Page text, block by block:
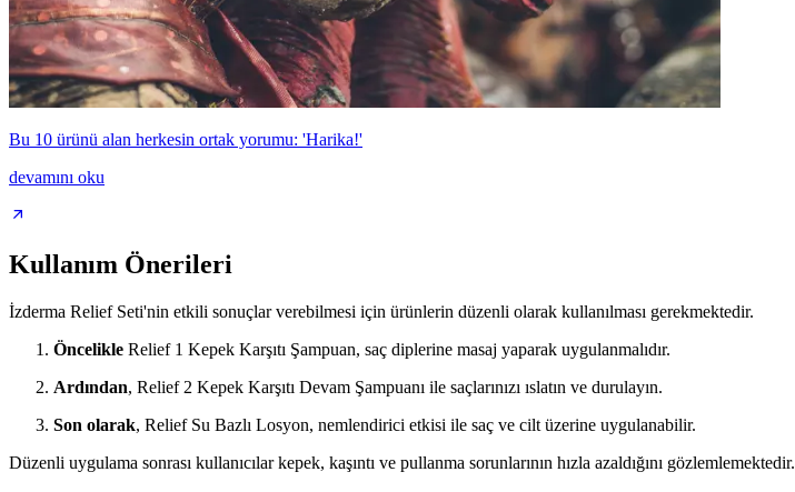
Bu 10 ürünü alan herkesin ortak yorumu: 'Harika!'
devamını oku
Kullanım Önerileri
İzderma Relief Seti'nin etkili sonuçlar verebilmesi için ürünlerin düzenli olarak kullanılması gerekmektedir.
Öncelikle Relief 1 Kepek Karşıtı Şampuan, saç diplerine masaj yaparak uygulanmalıdır.
Ardından, Relief 2 Kepek Karşıtı Devam Şampuanı ile saçlarınızı ıslatın ve durulayın.
Son olarak, Relief Su Bazlı Losyon, nemlendirici etkisi ile saç ve cilt üzerine uygulanabilir.
Düzenli uygulama sonrası kullanıcılar kepek, kaşıntı ve pullanma sorunlarının hızla azaldığını gözlemlemektedir.